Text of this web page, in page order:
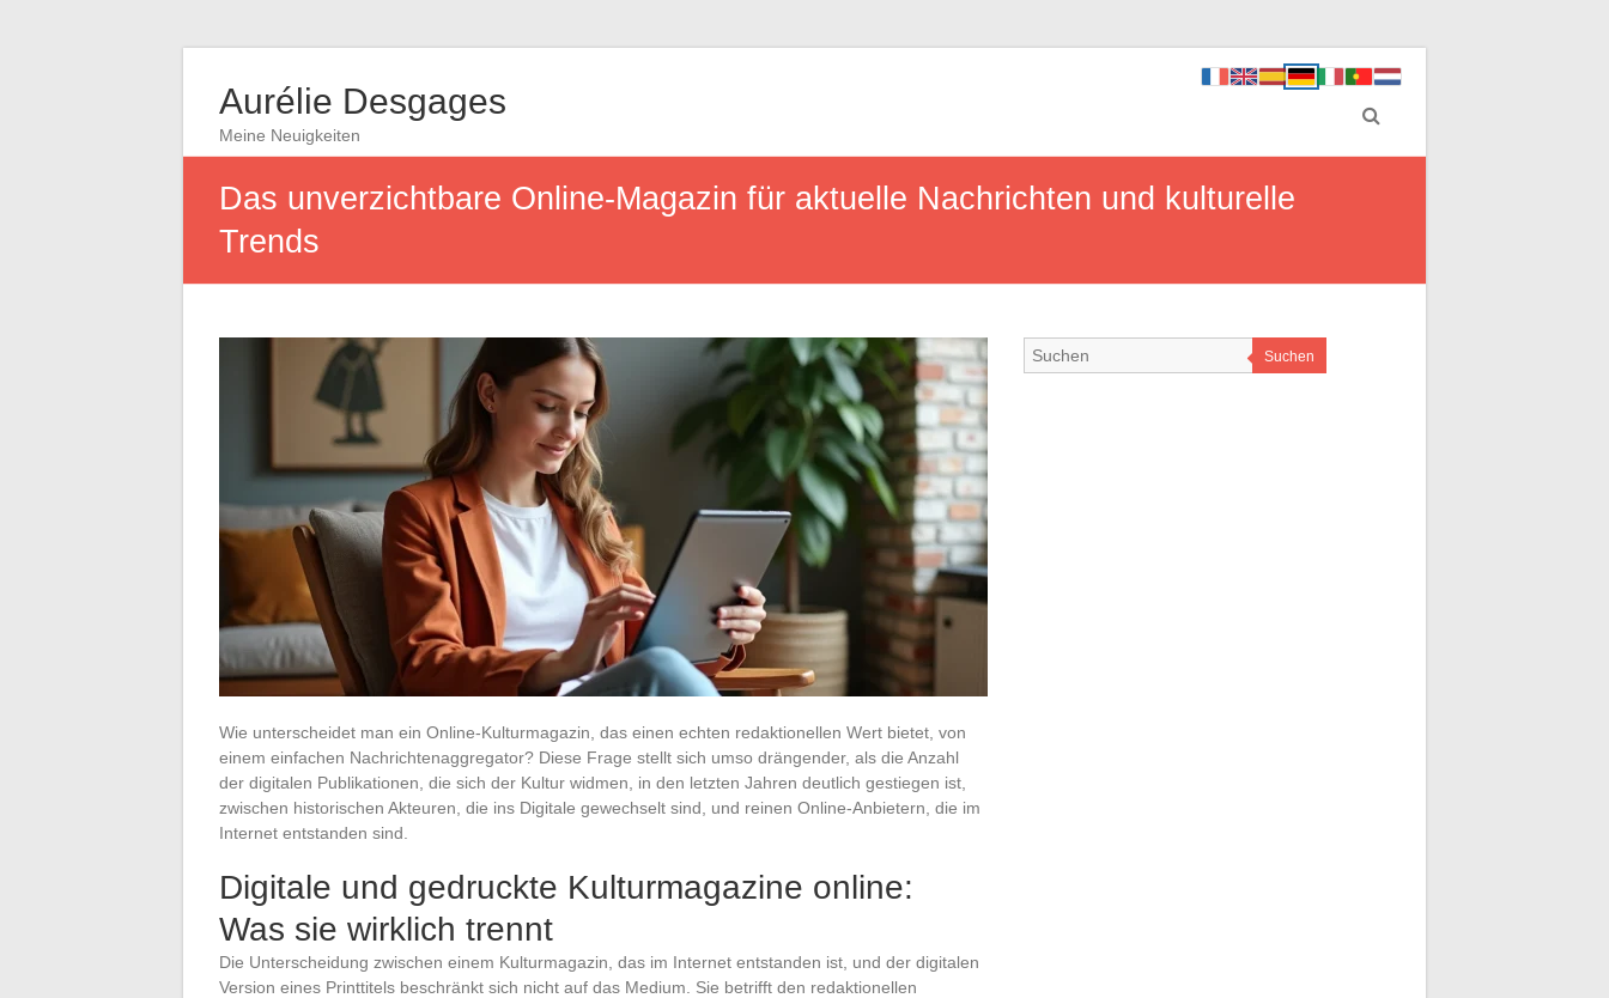
Aurélie Desgages
Meine Neuigkeiten
Das unverzichtbare Online-Magazin für aktuelle Nachrichten und kulturelle
Trends
Wie unterscheidet man ein Online-Kulturmagazin, das einen echten redaktionellen Wert bietet, von
einem einfachen Nachrichtenaggregator? Diese Frage stellt sich umso drängender, als die Anzahl
der digitalen Publikationen, die sich der Kultur widmen, in den letzten Jahren deutlich gestiegen ist,
zwischen historischen Akteuren, die ins Digitale gewechselt sind, und reinen Online-Anbietern, die im
Internet entstanden sind.
Digitale und gedruckte Kulturmagazine online:
Was sie wirklich trennt
Die Unterscheidung zwischen einem Kulturmagazin, das im Internet entstanden ist, und der digitalen
Version eines Printtitels beschränkt sich nicht auf das Medium. Sie betrifft den redaktionellen
Suchen